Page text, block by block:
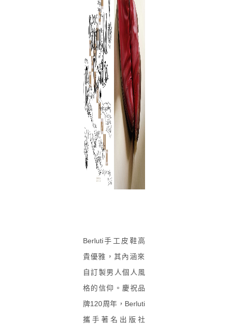
Berluti手工皮鞋高
貴優雅，其內涵來
自訂製男人個人風
格的信仰。慶祝品
牌120周年， Berluti
攜手著名出版社